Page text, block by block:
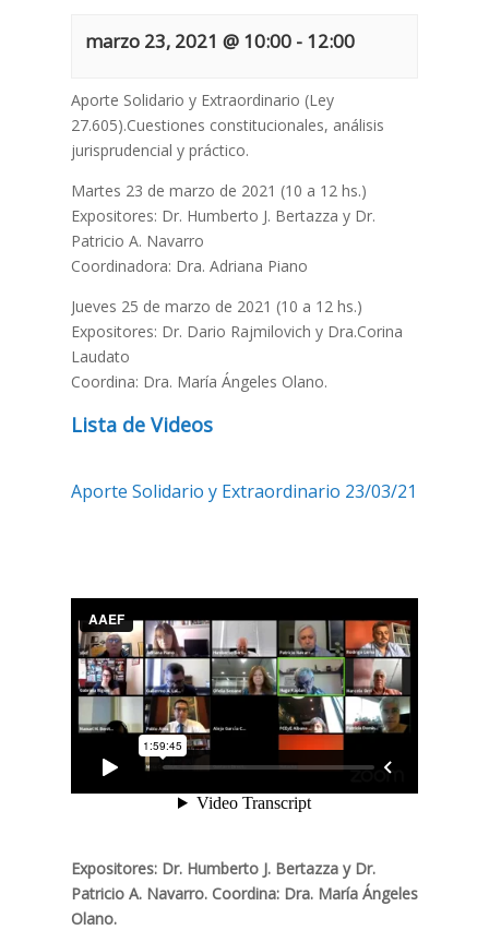
marzo 23, 2021 @ 10:00- 12:00
Aporte Solidario y Extraordinario (Ley
27.605).Cuestiones constitucionales, análisis
jurisprudencial y práctico.
Martes 23 de marzo de 2021 (10 a 12 hs.)
Expositores: Dr. Humberto J. Bertazza y Dr.
Patricio A. Navarro
Coordinadora: Dra. Adriana Piano
Jueves 25 de marzo de 2021 (10 a 12 hs.)
Expositores: Dr. Dario Rajmilovich y Dra.Corina
Laudato
Coordina: Dra. María Ángeles Olano.
Lista de Videos
Aporte Solidario y Extraordinario 23/03/21
Expositores: Dr. Humberto J. Bertazza y Dr.
Patricio A. Navarro. Coordina: Dra. María Ángeles
Olano.